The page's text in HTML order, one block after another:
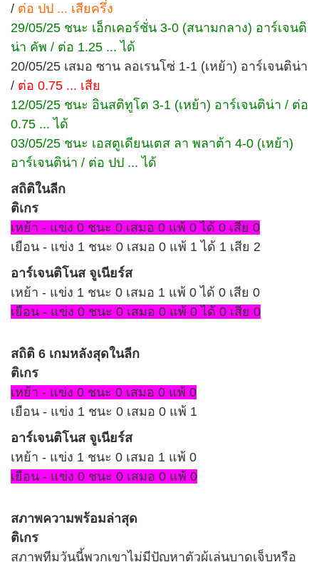
/ ต่อ ปป ... เสียครึ่ง
29/05/25 ชนะ เอ็กเคอร์ชั่น 3-0 (สนามกลาง) อาร์เจนติ
น่า คัพ / ต่อ 1.25 ... ได้
20/05/25 เสมอ ซาน ลอเรนโซ่ 1-1 (เหย้า) อาร์เจนติน่า
/ ต่อ 0.75 ... เสีย
12/05/25 ชนะ อินสติทูโต 3-1 (เหย้า) อาร์เจนติน่า / ต่อ
0.75 ... ได้
03/05/25 ชนะ เอสตูเดียนเตส ลา พลาต้า 4-0 (เหย้า)
อาร์เจนติน่า / ต่อ ปป ... ได้
สถิติในลีก
ติเกร
เหย้า - แข่ง 0 ชนะ 0 เสมอ 0 แพ้ 0 ได้ 0 เสีย 0
เยือน - แข่ง 1 ชนะ 0 เสมอ 0 แพ้ 1 ได้ 1 เสีย 2
อาร์เจนติโนส จูเนียร์ส
เหย้า - แข่ง 1 ชนะ 0 เสมอ 1 แพ้ 0 ได้ 0 เสีย 0
เยือน - แข่ง 0 ชนะ 0 เสมอ 0 แพ้ 0 ได้ 0 เสีย 0
สถิติ 6 เกมหลังสุดในลีก
ติเกร
เหย้า - แข่ง 0 ชนะ 0 เสมอ 0 แพ้ 0
เยือน - แข่ง 1 ชนะ 0 เสมอ 0 แพ้ 1
อาร์เจนติโนส จูเนียร์ส
เหย้า - แข่ง 1 ชนะ 0 เสมอ 1 แพ้ 0
เยือน - แข่ง 0 ชนะ 0 เสมอ 0 แพ้ 0
สภาพความพร้อมล่าสุด
ติเกร
สภาพทีมวันนี้พวกเขาไม่มีปัญหาตัวผู้เล่นบาดเจ็บหรือ